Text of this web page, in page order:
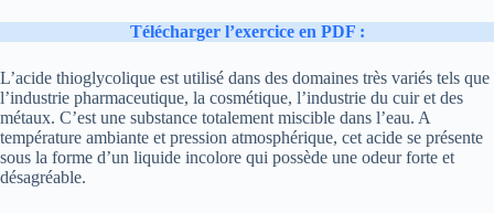
Télécharger l’exercice en PDF :
L’acide thioglycolique est utilisé dans des domaines très variés tels que
l’industrie pharmaceutique, la cosmétique, l’industrie du cuir et des
métaux. C’est une substance totalement miscible dans l’eau. A
température ambiante et pression atmosphérique, cet acide se présente
sous la forme d’un liquide incolore qui possède une odeur forte et
désagréable.